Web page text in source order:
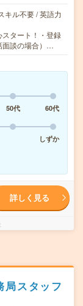
キル不要 / 英語力
スタート！・登録
面談の場合）…
50代
60代
しずか
詳しく見る
局スタッフ